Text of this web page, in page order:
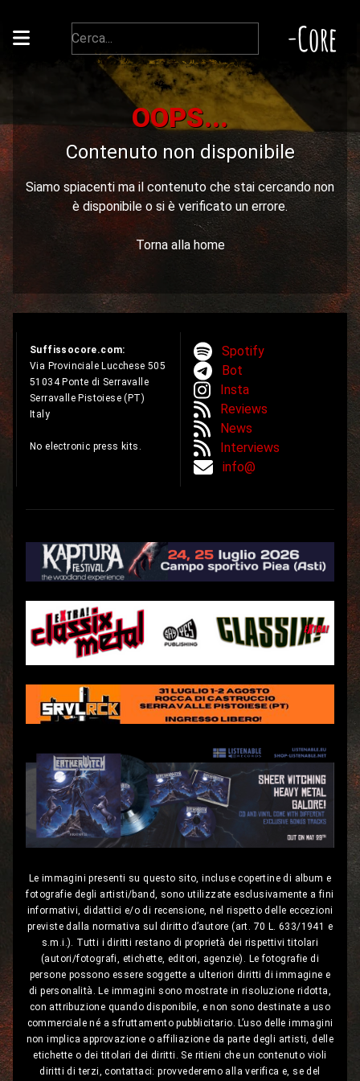
-Core
OOPS...
Contenuto non disponibile
Siamo spiacenti ma il contenuto che stai cercando non
è disponibile o si è verificato un errore.
Torna alla home
Suffissocore.com:
Via Provinciale Lucchese 505
51034 Ponte di Serravalle
Serravalle Pistoiese (PT)
Italy
No electronic press kits.
Spotify
Bot
Insta
Reviews
News
Interviews
info@
Le immagini presenti su questo sito, incluse copertine di album e
fotografie degli artisti/band, sono utilizzate esclusivamente a fini
informativi, didattici e/o di recensione, nel rispetto delle eccezioni
previste dalla normativa sul diritto d’autore (art. 70 L. 633/1941 e
s.m.i.). Tutti i diritti restano di proprietà dei rispettivi titolari
(autori/fotografi, etichette, editori, agenzie). Le fotografie di
persone possono essere soggette a ulteriori diritti di immagine e
di personalità. Le immagini sono mostrate in risoluzione ridotta,
con attribuzione quando disponibile, e non sono destinate a uso
commerciale né a sfruttamento pubblicitario. L’uso delle immagini
non implica approvazione o affiliazione da parte degli artisti, delle
etichette o dei titolari dei diritti. Se ritieni che un contenuto violi
diritti di terzi, contattaci: provvederemo alla verifica e, se del